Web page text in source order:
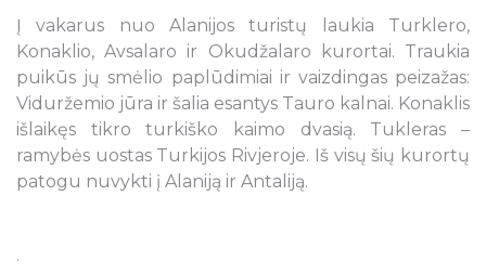
Į vakarus nuo Alanijos turistų laukia Turklero,
Konaklio, Avsalaro ir Okudžalaro kurortai. Traukia
puikūs jų smėlio paplūdimiai ir vaizdingas peizažas:
Viduržemio jūra ir šalia esantys Tauro kalnai. Konaklis
išlaikęs tikro turkiško kaimo dvasią. Tukleras –
ramybės uostas Turkijos Rivjeroje. Iš visų šių kurortų
patogu nuvykti į Alaniją ir Antaliją.
.